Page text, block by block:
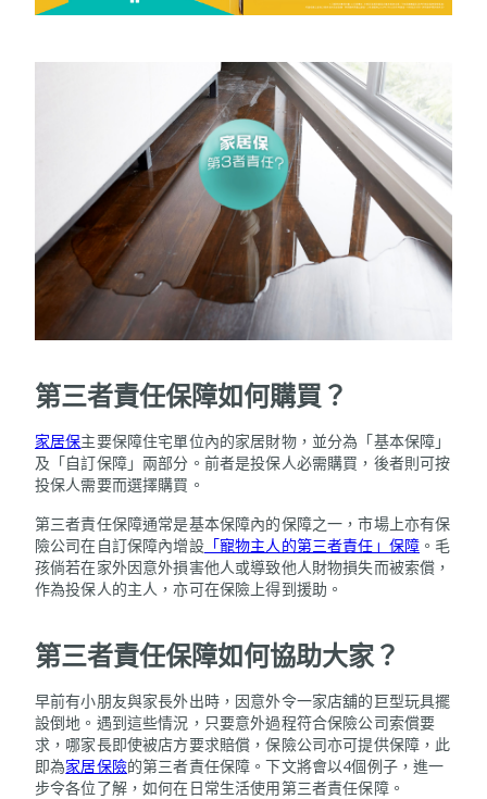
第三者責任保障如何購買？
家居保主要保障住宅單位內的家居財物，並分為「基本保障」
及「自訂保障」兩部分。前者是投保人必需購買，後者則可按
投保人需要而選擇購買。
第三者責任保障通常是基本保障內的保障之一，市場上亦有保
險公司在自訂保障內增設「寵物主人的第三者責任」保障 。毛
孩倘若在家外因意外損害他人或導致他人財物損失而被索償，
作為投保人的主人，亦可在保險上得到援助。
第三者責任保障如何協助大家？
早前有小朋友與家長外出時，因意外令一家店舖的巨型玩具擺
設倒地。遇到這些情況，只要意外過程符合保險公司索償要
求，哪家長即使被店方要求賠償，保險公司亦可提供保障，此
即為家居保險的第三者責任保障。下文將會以4個例子，進一
步令各位了解，如何在日常生活使用第三者責任保障。